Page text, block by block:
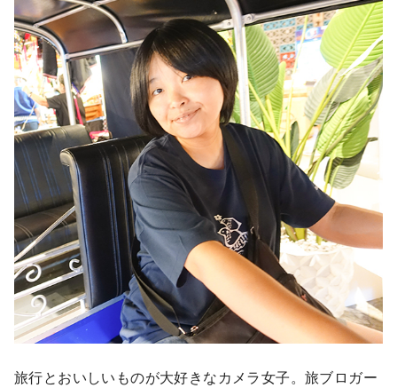
旅行とおいしいものが大好きなカメラ女子。旅ブロガー